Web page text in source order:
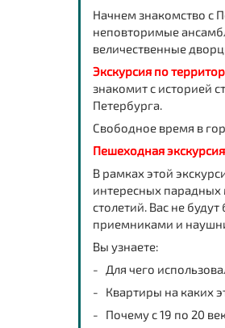
Начнем знакомство с
неповторимые
величественные
Экскурсия по
знакомит с историей
Петербурга.
Свободное время в
Пешеходная
В рамках этой
интересных парадных
столетий. Вас не
приемниками и
Вы узнаете:
- Для чего
- Квартиры на каких
- Почему с 19 по 20